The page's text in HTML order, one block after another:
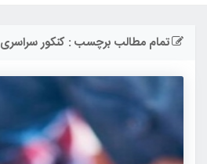
تمام مطالب برچسب : کنکور سراسری 99